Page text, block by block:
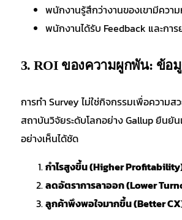
พนักงานรู้สึกว่างานของเขามีควา
พนักงานได้รับ Feedback และกา
3. ROI ของความผูกพัน: ข้อมู
การทำ Survey ไม่ใช่กิจกรรมเพื่อควา
สถาบันวิจัยระดับโลกอย่าง Gallup ยืนยั
อย่างเห็นได้ชัด
กำไรสูงขึ้น (Higher
ลดอัตราการลาออก (Lower
ลูกค้าพึงพอใจมากขึ้น (Better